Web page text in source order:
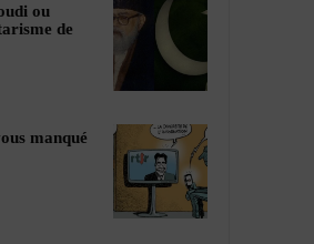
ou
de
manqué